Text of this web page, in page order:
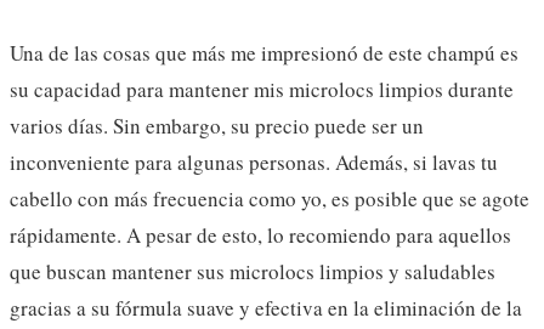
Una de las cosas que más me impresionó de este champú es
su capacidad para mantener mis microlocs limpios durante
varios días. Sin embargo, su precio puede ser un
inconveniente para algunas personas. Además, si lavas tu
cabello con más frecuencia como yo, es posible que se agote
rápidamente. A pesar de esto, lo recomiendo para aquellos
que buscan mantener sus microlocs limpios y saludables
gracias a su fórmula suave y efectiva en la eliminación de la